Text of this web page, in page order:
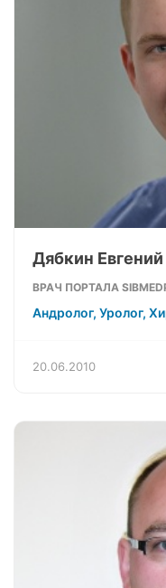
Дябкин
ВРАЧ ПОРТАЛА
Андролог, Уролог,
20.06.2010